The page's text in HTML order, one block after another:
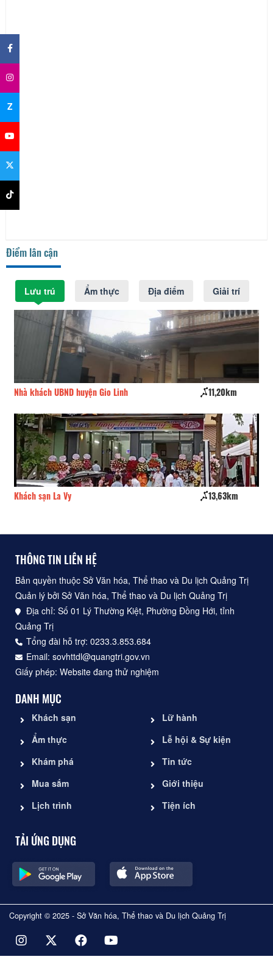
Điểm lân cận
Lưu trú Ẩm thực Địa điểm Giải trí
Nhà khách UBND huyện Gio Linh 11,20km
Khách sạn La Vy 13,63km
THÔNG TIN LIÊN HỆ
Bản quyền thuộc Sở Văn hóa, Thể thao và Du lịch Quảng Trị
Quản lý bởi Sở Văn hóa, Thể thao và Du lịch Quảng Trị
Địa chỉ: Số 01 Lý Thường Kiệt, Phường Đồng Hới, tỉnh
Quảng Trị
Tổng đài hỗ trợ: 0233.3.853.684
Email: sovhttdl@quangtri.gov.vn
Giấy phép: Website đang thử nghiệm
DANH MỤC
Khách sạn
Ẩm thực
Khám phá
Mua sắm
Lịch trình
Lữ hành
Lễ hội & Sự kiện
Tin tức
Giới thiệu
Tiện ích
TẢI ỨNG DỤNG
Copyright © 2025 - Sở Văn hóa, Thể thao và Du lịch Quảng Trị
×
Z